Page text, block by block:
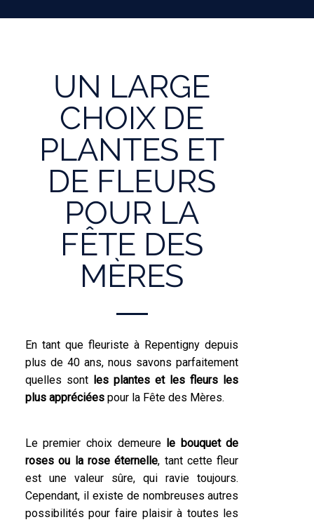
UN LARGE
CHOIX DE
PLANTES ET
DE FLEURS
POUR LA
FÊTE DES
MÈRES
En tant que fleuriste à Repentigny depuis
plus de 40 ans, nous savons parfaitement
quelles sont les plantes et les fleurs les
plus appréciées pour la Fête des Mères.
Le premier choix demeure le bouquet de
roses ou la rose éternelle, tant cette fleur
est une valeur sûre, qui ravie toujours.
Cependant, il existe de nombreuses autres
possibilités pour faire plaisir à toutes les